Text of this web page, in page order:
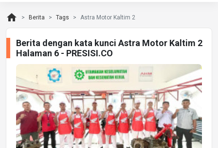
home Berita Tags Astra Motor Kaltim 2
Berita dengan kata kunci Astra Motor Kaltim 2
Halaman 6 - PRESISI.CO